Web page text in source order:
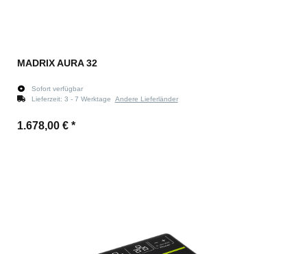
MADRIX AURA 32
Sofort verfügbar
Lieferzeit: 3 - 7 Werktage Andere Lieferländer
1.678,00 € *